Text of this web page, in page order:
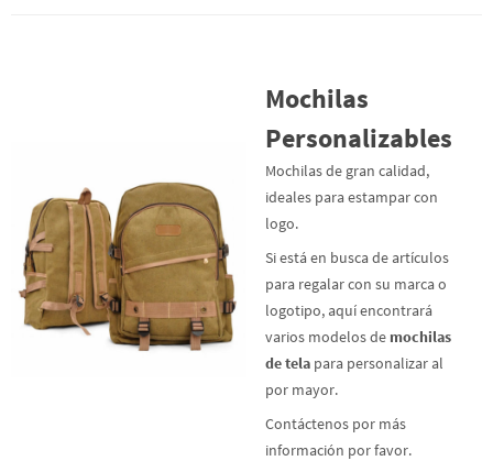
Mochilas
Personalizables
Mochilas de gran calidad,
ideales para estampar con
logo.
Si está en busca de artículos
para regalar con su marca o
logotipo, aquí encontrará
varios modelos de mochilas
de tela para personalizar al
por mayor.
Contáctenos por más
información por favor.